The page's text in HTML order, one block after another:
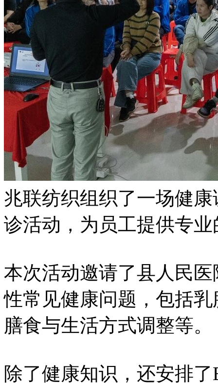
兆联纺织组织了一场健
诊活动，为员工提供专
本次活动邀请了县人民
性常见健康问题，包括
膳食与生活方式调整等。
除了健康知识，还安排